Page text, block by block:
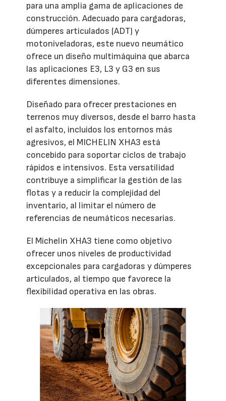
para una amplia gama de aplicaciones de
construcción. Adecuado para cargadoras,
dúmperes articulados (ADT) y
motoniveladoras, este nuevo neumático
ofrece un diseño multimáquina que abarca
las aplicaciones E3, L3 y G3 en sus
diferentes dimensiones.
Diseñado para ofrecer prestaciones en
terrenos muy diversos, desde el barro hasta
el asfalto, incluidos los entornos más
agresivos, el MICHELIN XHA3 está
concebido para soportar ciclos de trabajo
rápidos e intensivos. Esta versatilidad
contribuye a simplificar la gestión de las
flotas y a reducir la complejidad del
inventario, al limitar el número de
referencias de neumáticos necesarias.
El Michelin XHA3 tiene como objetivo
ofrecer unos niveles de productividad
excepcionales para cargadoras y dúmperes
articulados, al tiempo que favorece la
flexibilidad operativa en las obras.